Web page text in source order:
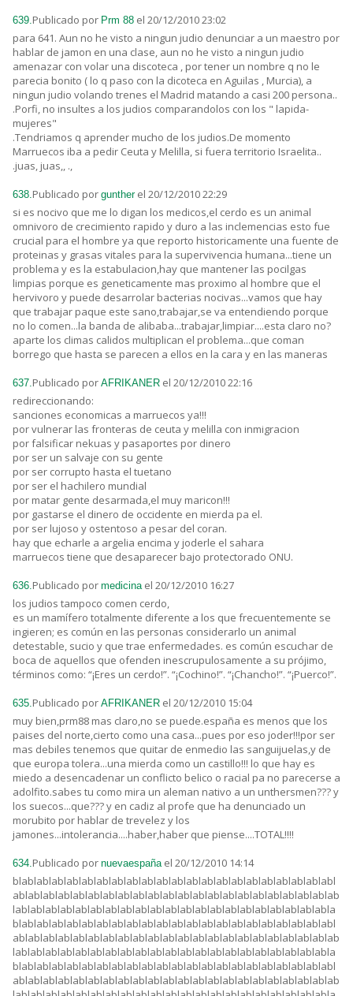
639.Publicado por Prm 88 el 20/12/2010 23:02
para 641. Aun no he visto a ningun judio denunciar a un maestro por
hablar de jamon en una clase, aun no he visto a ningun judio
amenazar con volar una discoteca , por tener un nombre q no le
parecia bonito ( lo q paso con la dicoteca en Aguilas , Murcia), a
ningun judio volando trenes el Madrid matando a casi 200 persona..
.Porfi, no insultes a los judios comparandolos con los " lapida-
mujeres"
.Tendriamos q aprender mucho de los judios.De momento
Marruecos iba a pedir Ceuta y Melilla, si fuera territorio Israelita..
.juas, juas,, .,
638.Publicado por gunther el 20/12/2010 22:29
si es nocivo que me lo digan los medicos,el cerdo es un animal
omnivoro de crecimiento rapido y duro a las inclemencias esto fue
crucial para el hombre ya que reporto historicamente una fuente de
proteinas y grasas vitales para la supervivencia humana...tiene un
problema y es la estabulacion,hay que mantener las pocilgas
limpias porque es geneticamente mas proximo al hombre que el
hervivoro y puede desarrolar bacterias nocivas...vamos que hay
que trabajar paque este sano,trabajar,se va entendiendo porque
no lo comen...la banda de alibaba...trabajar,limpiar....esta claro no?
aparte los climas calidos multiplican el problema...que coman
borrego que hasta se parecen a ellos en la cara y en las maneras
637.Publicado por AFRIKANER el 20/12/2010 22:16
redireccionando:
sanciones economicas a marruecos ya!!!
por vulnerar las fronteras de ceuta y melilla con inmigracion
por falsificar nekuas y pasaportes por dinero
por ser un salvaje con su gente
por ser corrupto hasta el tuetano
por ser el hachilero mundial
por matar gente desarmada,el muy maricon!!!
por gastarse el dinero de occidente en mierda pa el.
por ser lujoso y ostentoso a pesar del coran.
hay que echarle a argelia encima y joderle el sahara
marruecos tiene que desaparecer bajo protectorado ONU.
636.Publicado por medicina el 20/12/2010 16:27
los judios tampoco comen cerdo,
es un mamífero totalmente diferente a los que frecuentemente se
ingieren; es común en las personas considerarlo un animal
detestable, sucio y que trae enfermedades. es común escuchar de
boca de aquellos que ofenden inescrupulosamente a su prójimo,
términos como: “¡Eres un cerdo!”. “¡Cochino!”. “¡Chancho!”. “¡Puerco!”.
635.Publicado por AFRIKANER el 20/12/2010 15:04
muy bien,prm88 mas claro,no se puede.españa es menos que los
paises del norte,cierto como una casa...pues por eso joder!!!por ser
mas debiles tenemos que quitar de enmedio las sanguijuelas,y de
que europa tolera...una mierda como un castillo!!! lo que hay es
miedo a desencadenar un conflicto belico o racial pa no parecerse a
adolfito.sabes tu como mira un aleman nativo a un unthersmen??? y
los suecos...que??? y en cadiz al profe que ha denunciado un
morubito por hablar de trevelez y los
jamones...intolerancia....haber,haber que piense....TOTAL!!!!
634.Publicado por nuevaespaña el 20/12/2010 14:14
blablablablablablablablablablablablablablablablablablablablablabl
ablablablablablablablablablablablablablablablablablablablablablab
lablablablablablablablablablablablablablablablablablablablablabla
blablablablablablablablablablablablablablablablablablablablablabl
ablablablablablablablablablablablablablablablablablablablablablab
lablablablablablablablablablablablablablablablablablablablablabla
blablablablablablablablablablablablablablablablablablablablablabl
ablablablablablablablablablablablablablablablablablablablablablab